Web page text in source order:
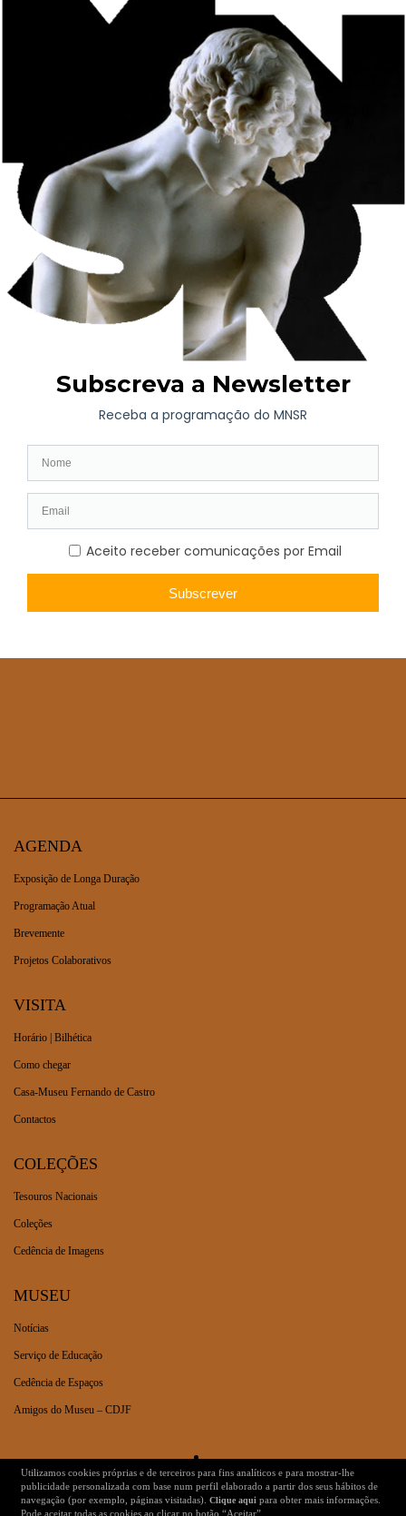
Neste ano, muda-se para Roma, onde aluga um atelier e, em
1882, produz significativas obras, também em Nápoles e Capri.
Paisagens de um poético e vibrante cromatismo, em exercícios
de captação de luz, pinturas de género como Cecília, e retratos,
com Senhora Vestida de Preto, realizado já em Paris, revelam a
sua modernidade, invulgar no panorama artístico português.
No final de 1883, já doente, decide regressar a Portugal. A
viagem foi efetuada via Génova, passando por Marselha e
Barcelona, onde pinta “
(na imagem ao
lado).
Em março de 1884, poucos dias antes de falecer pinta “Um
ramo de flores”(na imagem superior).
A sua obra, que revela o arrojo e o talento do jovem pintor e o
seu interesse absoluto nos valores da pintura em si em
detrimento dos temas ou da narrativa, foi entregue, após a sua
Henrique Pousão está fortemente representada com destaque
para as obras “Casas Brancas de Capri”, “Senhora Vestida de
Preto” e “Janelas das Persianas Azuis”, todas classificadas
como tesouros nacionais.
AGENDA
Exposição de Longa Duração
Programação Atual
Brevemente
Projetos Colaborativos
VISITA
Horário | Bilhética
Como chegar
Casa-Museu Fernando de Castro
Contactos
COLEÇÕES
Tesouros Nacionais
Coleções
Cedência de Imagens
MUSEU
Notícias
Serviço de Educação
Cedência de Espaços
Amigos do Museu – CDJF
Dados Legais Ficha Técnica
Utilizamos cookies próprias e de terceiros para fins analíticos e para mostrar-lhe
publicidade personalizada com base num perfil elaborado a partir dos seus hábitos de
navegação (por exemplo, páginas visitadas). Clique aqui para obter mais informações.
Pode aceitar todas as cookies ao clicar no botão “Aceitar”